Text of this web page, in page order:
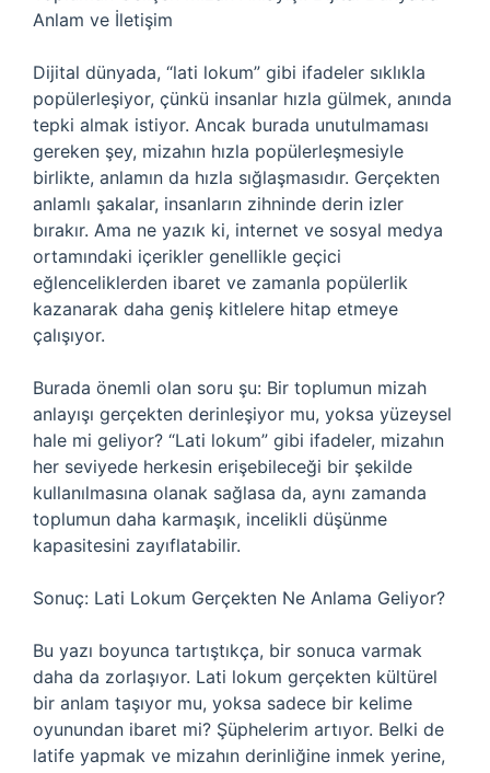
Anlam ve İletişim
Dijital dünyada, “lati lokum” gibi ifadeler sıklıkla
popülerleşiyor, çünkü insanlar hızla gülmek, anında
tepki almak istiyor. Ancak burada unutulmaması
gereken şey, mizahın hızla popülerleşmesiyle
birlikte, anlamın da hızla sığlaşmasıdır. Gerçekten
anlamlı şakalar, insanların zihninde derin izler
bırakır. Ama ne yazık ki, internet ve sosyal medya
ortamındaki içerikler genellikle geçici
eğlenceliklerden ibaret ve zamanla popülerlik
kazanarak daha geniş kitlelere hitap etmeye
çalışıyor.
Burada önemli olan soru şu: Bir toplumun mizah
anlayışı gerçekten derinleşiyor mu, yoksa yüzeysel
hale mi geliyor? “Lati lokum” gibi ifadeler, mizahın
her seviyede herkesin erişebileceği bir şekilde
kullanılmasına olanak sağlasa da, aynı zamanda
toplumun daha karmaşık, incelikli düşünme
kapasitesini zayıflatabilir.
Sonuç: Lati Lokum Gerçekten Ne Anlama Geliyor?
Bu yazı boyunca tartıştıkça, bir sonuca varmak
daha da zorlaşıyor. Lati lokum gerçekten kültürel
bir anlam taşıyor mu, yoksa sadece bir kelime
oyunundan ibaret mi? Şüphelerim artıyor. Belki de
latife yapmak ve mizahın derinliğine inmek yerine,